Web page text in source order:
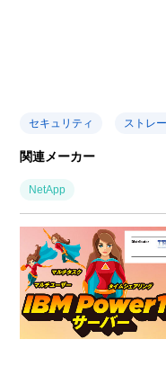
セキュリティ ストレ
関連メーカー
NetApp